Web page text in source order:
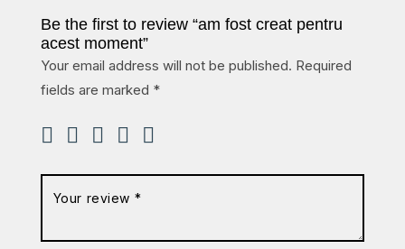
Be the first to review “am fost creat pentru
acest moment”
Your email address will not be published. Required
fields are marked *